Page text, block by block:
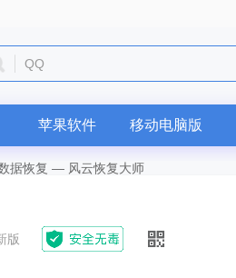
QQ
苹果软件 移动电脑版
据恢复 — 风云恢复大师
版